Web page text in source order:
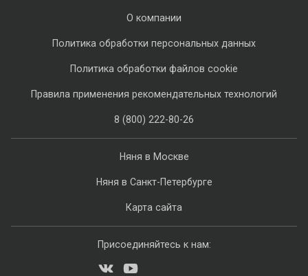
Няня в Москве
Няня в Санкт-Петербурге
Карта сайта
О компании
Политика обработки персональных данных
Политика обработки файлов cookie
Правила применения рекомендательных технологий
8 (800) 222-80-26
Присоединяйтесь к нам: